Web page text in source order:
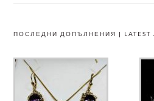
ПОСЛЕДНИ ДОПЪЛНЕНИЯ | LATEST